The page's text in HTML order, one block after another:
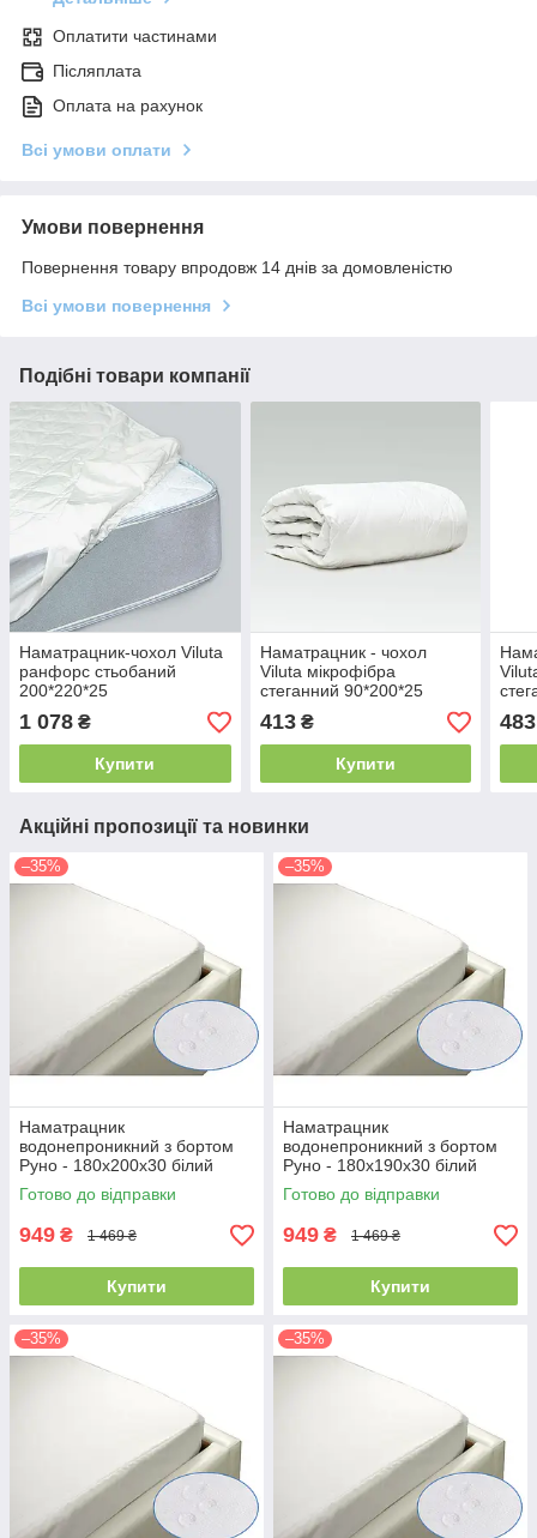
Оплатити частинами
Післяплата
Оплата на рахунок
Всі умови оплати
Умови повернення
Повернення товару впродовж 14 днів за домовленістю
Всі умови повернення
Подібні товари компанії
Наматрацник-чохол Viluta
ранфорс стьобаний
200*220*25
1 078 ₴
Купити
Наматрацник - чохол
Viluta мікрофібра
стеганний 90*200*25
413₴
Купити
483
Акційні пропозиції та новинки
–35%
Наматрацник
водонепроникний з бортом
Руно - 180x200x30 білий
(21384)
Готово до відправки
949 ₴ 1 469 ₴
Купити
–35%
Наматрацник
водонепроникний з бортом
Руно - 180x190x30 білий
(21389)
Готово до відправки
949 ₴ 1 469 ₴
Купити
–35% –35%